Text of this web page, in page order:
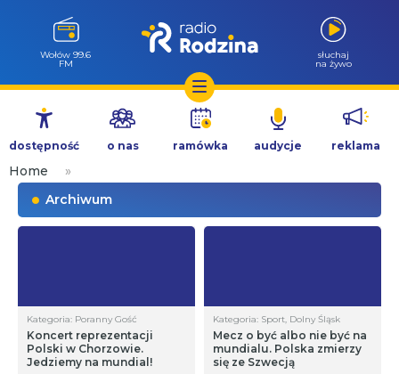
Przejdź
treści
Wołów 99.6
FM
słuchaj
na żywo
dostępność o nas ramówka audycje reklama
Home
»
Archiwum
Kategoria: Poranny Gość
Koncert reprezentacji
Polski w Chorzowie.
Jedziemy na mundial!
Kategoria: Sport, Dolny Śląsk
Mecz o być albo nie być na
mundialu. Polska zmierzy
się ze Szwecją